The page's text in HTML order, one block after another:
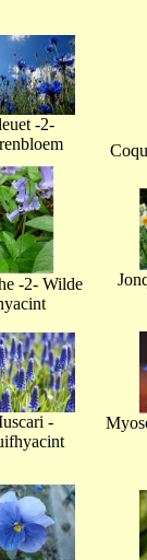
-2-
-2- Wilde
-